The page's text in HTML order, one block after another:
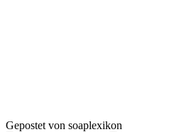
Gepostet von soaplexikon